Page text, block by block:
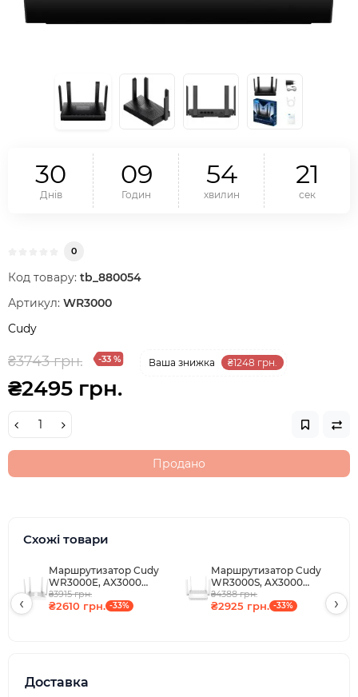
30
Днів
09
Годин
54
хвилин
21
сек
0
Код товару: tb_880054
Артикул: WR3000
Cudy
₴3743 грн. -33 % Ваша знижка ₴1248 грн.
₴2495 грн.
Продано
Схожі товари
Маршрутизатор Cudy
WR3000E, AX3000
Gigabit Wi-Fi 6 Mesh
Router
₴3915 грн.
₴2610 грн. -33%
Маршрутизатор Cudy
WR3000S, AX3000
Gigabit Wi-Fi 6 Mesh
Router
₴4388 грн.
₴2925 грн. -33%
‹ ›
Доставка